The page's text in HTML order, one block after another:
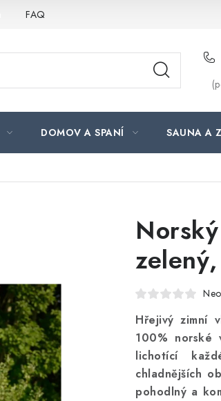
FAQ
DOMOV A SPANÍ SAUNA A
Hřejivý zimní
100% norské
lichotící
chladnějších
pohodlný a